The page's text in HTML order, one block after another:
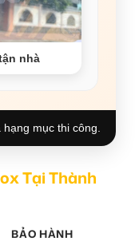
nhà
mục thi công.
Tại Thành
BẢO HÀNH